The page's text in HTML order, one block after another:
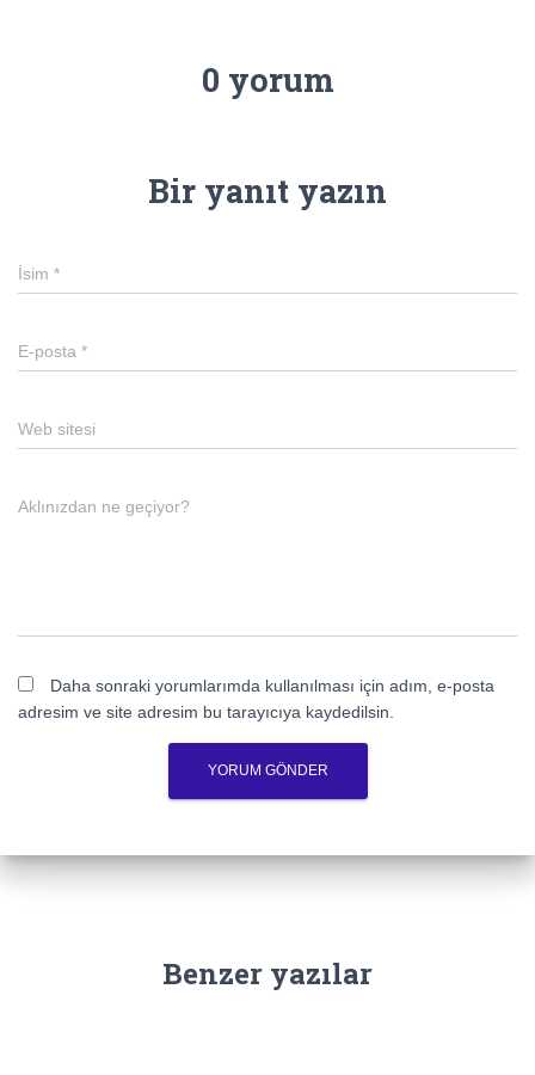
0 yorum
Bir yanıt yazın
İsim *
E-posta *
Web sitesi
Aklınızdan ne geçiyor?
Daha sonraki yorumlarımda kullanılması için adım, e-posta
adresim ve site adresim bu tarayıcıya kaydedilsin.
Benzer yazılar